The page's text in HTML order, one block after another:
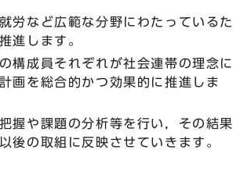
労など広範な分野にわたっているた
進します。
構成員それぞれが社会連帯の理念に
画を総合的かつ効果的に推進しま
握や課題の分析等を行い，その結果
後の取組に反映させていきます。